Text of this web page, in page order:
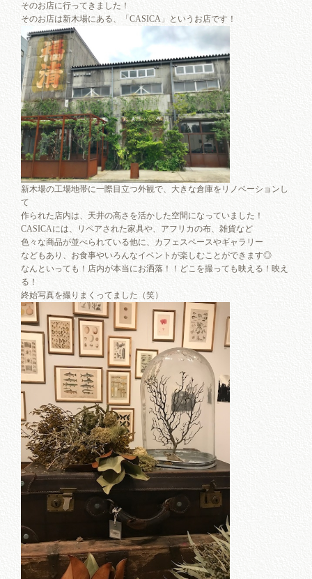
そのお店に行ってきました！
そのお店は新木場にある、「CASICA」というお店です！
新木場の工場地帯に一際目立つ外観で、大きな倉庫をリノベーションし
て
作られた店内は、天井の高さを活かした空間になっていました！
CASICAには、リペアされた家具や、アフリカの布、雑貨など
色々な商品が並べられている他に、カフェスペースやギャラリー
などもあり、お食事やいろんなイベントが楽しむことができます◎
なんといっても！店内が本当にお洒落！！どこを撮っても映える！映え
る！
終始写真を撮りまくってました（笑）